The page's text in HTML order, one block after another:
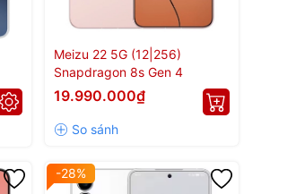
Meizu 22 5G (12|256)
Snapdragon 8s Gen 4
19.990.000₫
-28%